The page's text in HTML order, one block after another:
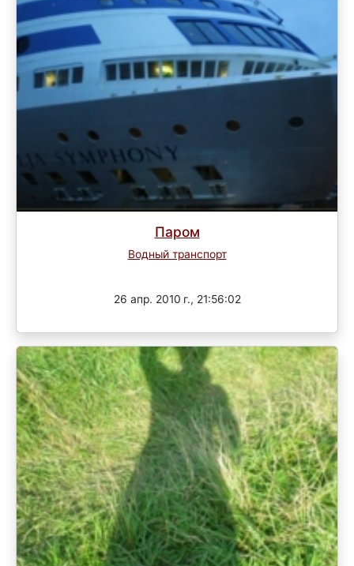
Паром
Водный транспорт
26 апр. 2010 г., 21:56:02